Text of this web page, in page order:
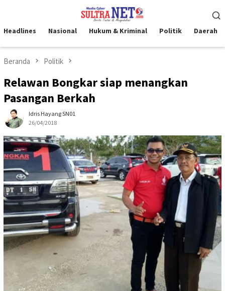
kontenMobile
Headlines Nasional Hukum & Kriminal Politik Daerah
Beranda Politik
Relawan Bongkar siap menangkan
Pasangan Berkah
Idris Hayang SN01
26/04/2018